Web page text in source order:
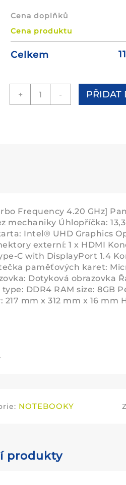
Cena doplňků
Cena produktu
Celkem
+
Lenovo - PŘIDAT
Frequency 4.20 GHz]
mechaniky Úhlopříčka:
Intel® UHD Graphics
externí: 1 x HDMI
C with DisplayPort 1.4
paměťových karet:
Dotyková obrazovka
DDR4 RAM size: 8GB
mm x 312 mm x 16 mm
NOTEBOOKY
produkty